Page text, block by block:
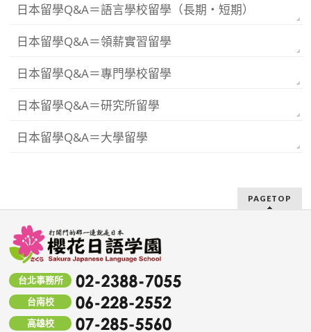
日本留學Q&A＝語言學校留學（長期・短期）
日本留學Q&A＝領薪實習留學
日本留學Q&A＝專門學校留學
日本留學Q&A＝研究所留學
日本留學Q&A＝大學留學
PAGETOP
台北事務所
台南校
高雄校